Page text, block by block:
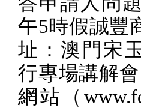
午5時假誠豐
址：澳門宋
行專場講解
網站（